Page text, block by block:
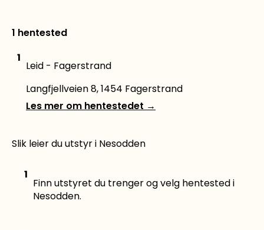
1 hentested
1
Leid - Fagerstrand
Langfjellveien 8, 1454 Fagerstrand
Les mer om hentestedet →
Slik leier du utstyr i Nesodden
1
Finn utstyret du trenger og velg hentested i
Nesodden.